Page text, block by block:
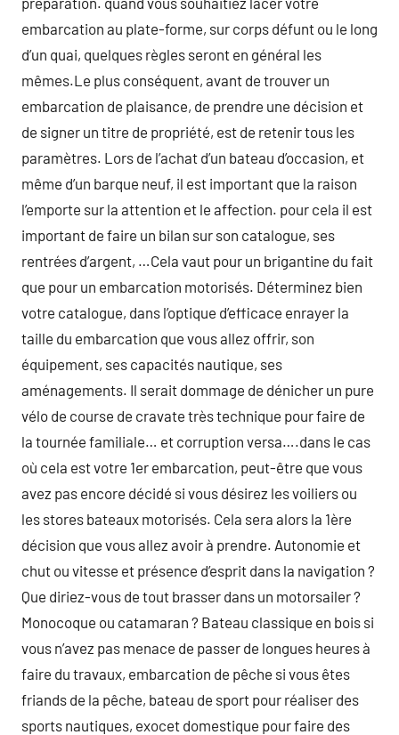
embarcation au plate-forme, sur corps défunt ou le long
d’un quai, quelques règles seront en général les
mêmes.Le plus conséquent, avant de trouver un
embarcation de plaisance, de prendre une décision et
de signer un titre de propriété, est de retenir tous les
paramètres. Lors de l’achat d’un bateau d’occasion, et
même d’un barque neuf, il est important que la raison
l’emporte sur la attention et le affection. pour cela il est
important de faire un bilan sur son catalogue, ses
rentrées d’argent, …Cela vaut pour un brigantine du fait
que pour un embarcation motorisés. Déterminez bien
votre catalogue, dans l’optique d’efficace enrayer la
taille du embarcation que vous allez offrir, son
équipement, ses capacités nautique, ses
aménagements. Il serait dommage de dénicher un pure
vélo de course de cravate très technique pour faire de
la tournée familiale… et corruption versa….dans le cas
où cela est votre 1er embarcation, peut-être que vous
avez pas encore décidé si vous désirez les voiliers ou
les stores bateaux motorisés. Cela sera alors la 1ère
décision que vous allez avoir à prendre. Autonomie et
chut ou vitesse et présence d’esprit dans la navigation ?
Que diriez-vous de tout brasser dans un motorsailer ?
Monocoque ou catamaran ? Bateau classique en bois si
vous n’avez pas menace de passer de longues heures à
faire du travaux, embarcation de pêche si vous êtes
friands de la pêche, bateau de sport pour réaliser des
sports nautiques, exocet domestique pour faire des